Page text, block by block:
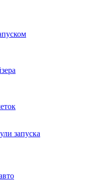
запуска